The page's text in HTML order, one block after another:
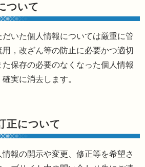
ついて
いた個人情報については厳重に管
，改ざん等の防止に必要かつ適切
保存の必要のなくなった個人情報
実に消去します。
正について
報の開示や変更、修正等を希望さ